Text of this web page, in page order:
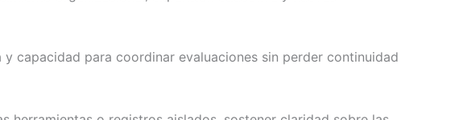
capacidad para coordinar evaluaciones sin perder continuidad